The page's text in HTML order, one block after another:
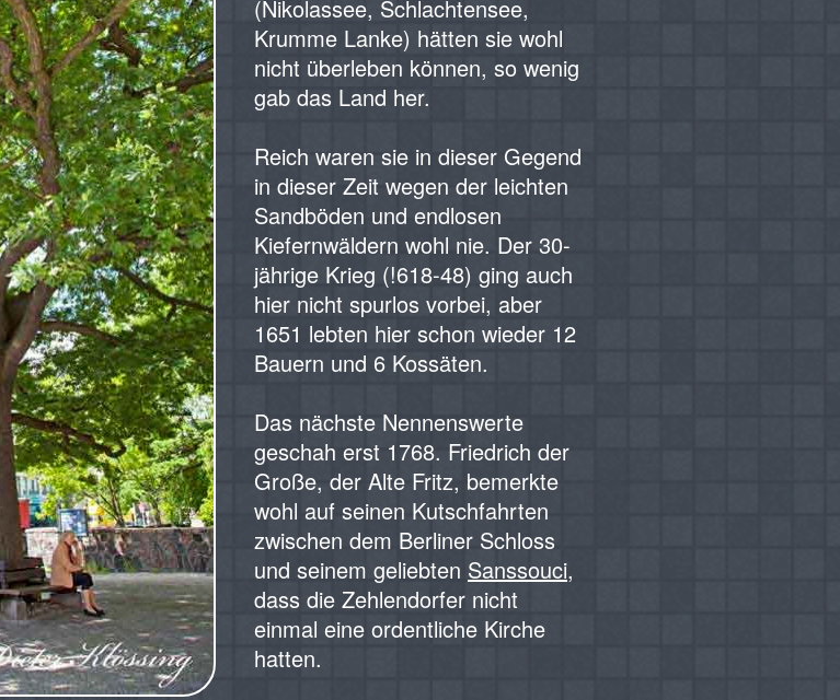
(Nikolassee, Schlachtensee,
Krumme Lanke) hätten sie wohl
nicht überleben können, so wenig
gab das Land her.
‍Reich waren sie in dieser Gegend
in dieser Zeit wegen der leichten
Sandböden und endlosen
Kiefernwäldern wohl nie. Der 30-
jährige Krieg (!618-48) ging auch
hier nicht spurlos vorbei, aber
1651 lebten hier schon wieder 12
Bauern und 6 Kossäten.
‍Das nächste Nennenswerte
geschah erst 1768. Friedrich der
Große, der Alte Fritz, bemerkte
wohl auf seinen Kutschfahrten
zwischen dem Berliner Schloss
und seinem geliebten Sanssouci,
dass die Zehlendorfer nicht
einmal eine ordentliche Kirche
hatten.